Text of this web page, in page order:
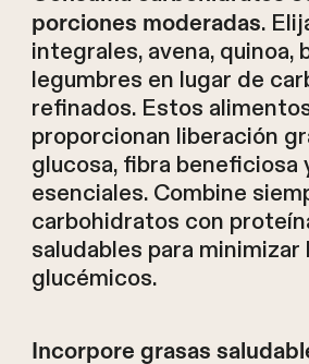
porciones moderadas.
integrales, avena, quinoa,
legumbres en lugar de
refinados. Estos
proporcionan liberación
glucosa, fibra beneficiosa
esenciales. Combine
carbohidratos con
saludables para minimizar
glucémicos.
Incorpore grasas